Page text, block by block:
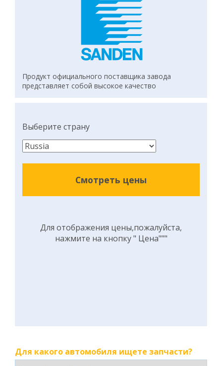
Продукт официального поставщика завода
представляет собой высокое качество
Выберите страну
Смотреть цены
Для отображения цены,пожалуйста,
нажмите на кнопку " Цена"""
Для какого автомобиля ищете запчасти?